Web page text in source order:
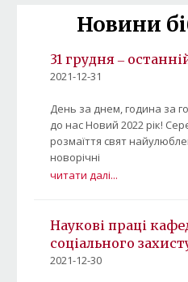
Новини
31 грудня ‒
2021-12-31
День за днем, година за
до нас Новий 2022 рік!
розмаїття свят
новорічні
читати далі...
Наукові праці
соціального
2021-12-30